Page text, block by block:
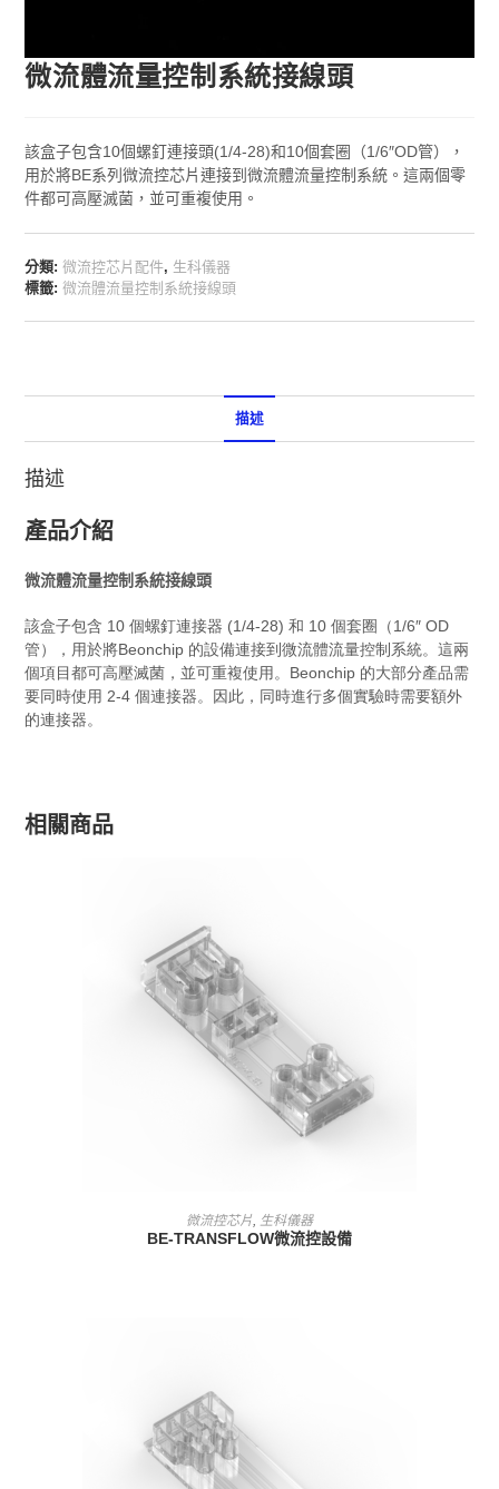
微流體流量控制系統接線頭
該盒子包含10個螺釘連接頭(1/4-28)和10個套圈（1/6″OD管），
用於將BE系列微流控芯片連接到微流體流量控制系統。這兩個零
件都可高壓滅菌，並可重複使用。
分類:微流控芯片配件, 生科儀器
標籤:微流體流量控制系統接線頭
描述
描述
產品介紹
微流體流量控制系統接線頭
該盒子包含 10 個螺釘連接器 (1/4-28) 和 10 個套圈（1/6″ OD
管），用於將Beonchip 的設備連接到微流體流量控制系統。這兩
個項目都可高壓滅菌，並可重複使用。 Beonchip 的大部分產品需
要同時使用 2-4 個連接器。因此，同時進行多個實驗時需要額外
的連接器。
相關商品
查看內容
微流控芯片, 生科儀器
BE-TRANSFLOW微流控設備